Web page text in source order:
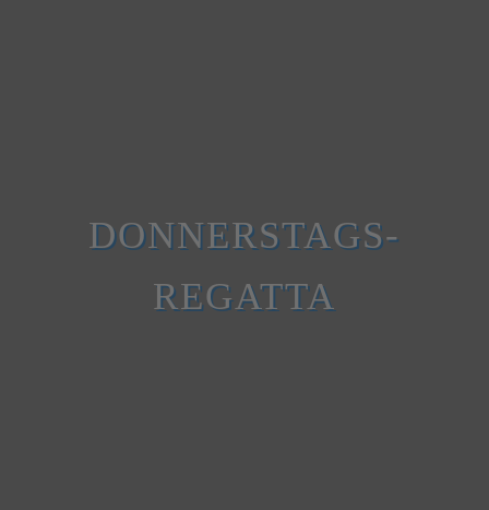
DONNERSTAGS-
REGATTA